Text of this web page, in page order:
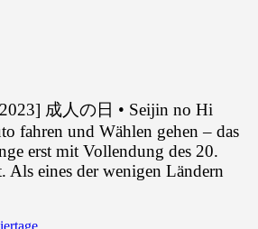
成人の日 • Seijin no Hi
fahren und Wählen gehen – das
erst mit Vollendung des 20.
Als eines der wenigen Ländern